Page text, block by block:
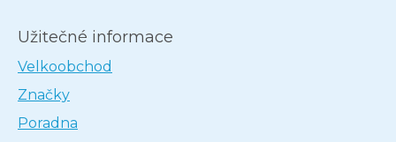
Užitečné informace
Velkoobchod
Značky
Poradna